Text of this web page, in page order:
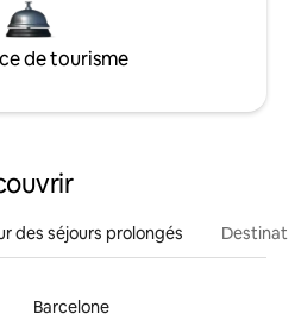
de tourisme
des séjours prolongés
Barcelone